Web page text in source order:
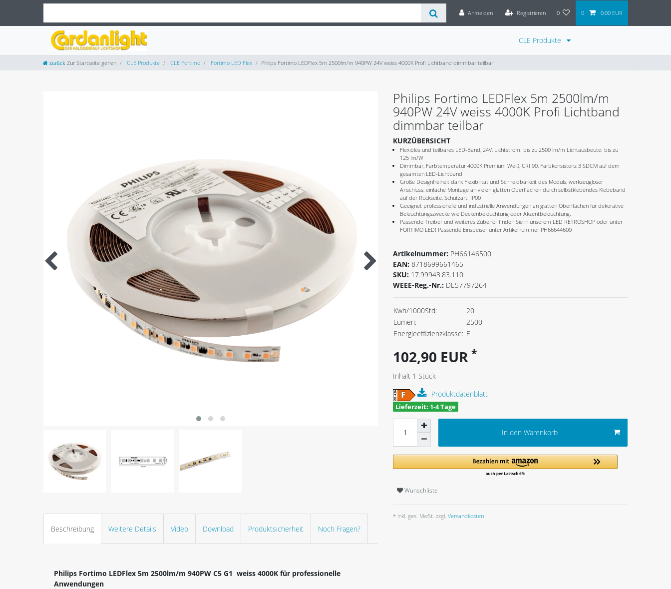
Anmelden Registrieren 0 0 0,00 EUR
CLE Produkte
Zur Startseite gehen CLE Produkte CLE Fortimo Fortimo LED Flex Philips Fortimo LEDFlex 5m 2500lm/m 940PW 24V weiss 4000K Profi Lichtband dimmbar teilbar
Beschreibung Weitere Details Video Download Produktsicherheit Noch Fragen?
Philips Fortimo LEDFlex 5m 2500lm/m 940PW C5 G1 weiss 4000K für professionelle
Anwendungen
Philips Fortimo LEDFlex 5m 2500lm/m
940PW 24V weiss 4000K Profi Lichtband
dimmbar teilbar
KURZÜBERSICHT
Flexibles und teilbares LED-Band, 24V, Lichtstrom: bis zu 2500 lm/m Lichtausbeute: bis zu
125 lm/W
Dimmbar, Farbtemperatur 4000K Premium Weiß, CRI 90, Farbkonsistenz 3 SDCM auf dem
gesamten LED-Lichtband
Große Designfreiheit dank Flexibilität und Schneidbarkeit des Moduls, werkzeugloser
Anschluss, einfache Montage an vielen glatten Oberflächen durch selbstklebendes Klebeband
auf der Rückseite, Schutzart: IP00
Geeignet professionelle und industrielle Anwendungen an glatten Oberflächen für dekorative
Beleuchtungszwecke wie Deckenbeleuchtung oder Akzentbeleuchtung.
Passende Treiber und weiteres Zubehör finden Sie in unserem LED RETROSHOP oder unter
FORTIMO LED! Passende Einspeiser unter Artikelnummer PH66644600
Artikelnummer: PH66146500
EAN: 8718699661465
SKU: 17.99943.83.110
WEEE-Reg.-Nr.: DE57797264
Kwh/1000Std:
20
Lumen:
2500
Energieeffizienzklasse: F
102,90 EUR *
Inhalt 1 Stück
Produktdatenblatt
Lieferzeit: 1-4 Tage
In den Warenkorb
Wunschliste
* inkl. ges. MwSt. zzgl. Versandkosten